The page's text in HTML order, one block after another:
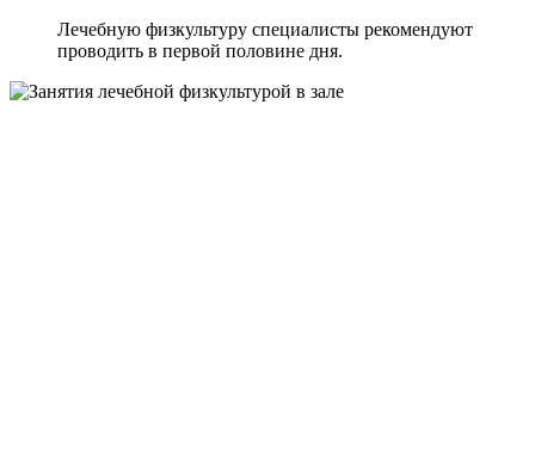
Лечебную физкультуру специалисты рекомендуют
проводить в первой половине дня.